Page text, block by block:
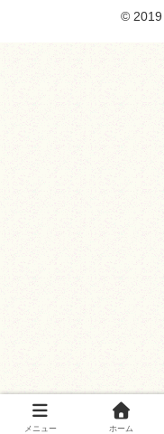
© 2019
メニュー ホーム